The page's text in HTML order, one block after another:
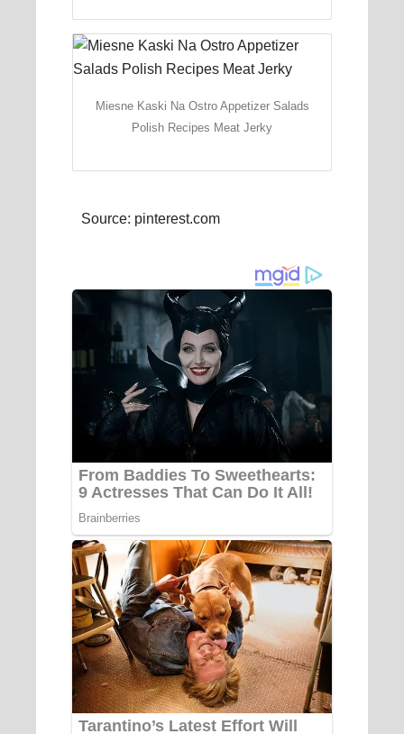
Miesne Kaski Na Ostro Appetizer Salads
Polish Recipes Meat Jerky
Source: pinterest.com